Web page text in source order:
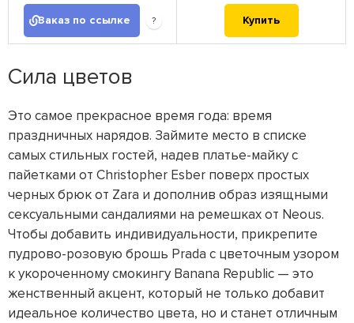
Заказ по ссылке ? Купить
Сила цветов
Это самое прекрасное время года: время
праздничных нарядов. Займите место в списке
самых стильных гостей, надев платье-майку с
пайетками от Christopher Esber поверх простых
черных брюк от Zara и дополнив образ изящными
сексуальными сандалиями на ремешках от Neous.
Чтобы добавить индивидуальности, прикрепите
пудрово-розовую брошь Prada с цветочным узором
к укороченному смокингу Banana Republic — это
женственный акцент, который не только добавит
идеальное количество цвета, но и станет отличным